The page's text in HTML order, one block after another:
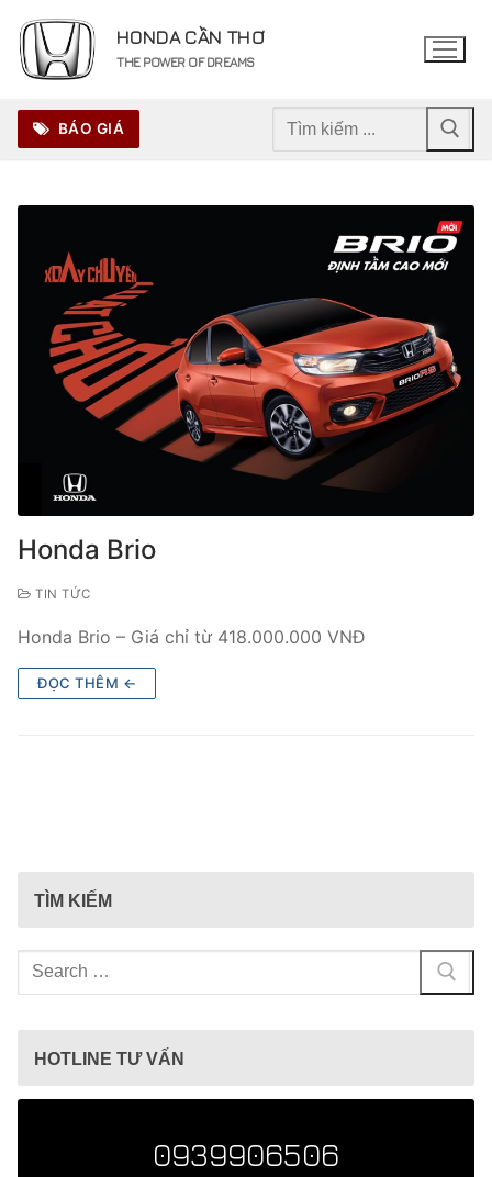
đến
nội
HONDA CẦN THƠ
THE POWER OF DREAMS
BÁO GIÁ
Tìm
Honda Brio
TIN TỨC
Honda Brio – Giá chỉ từ 418.000.000 VNĐ
ĐỌC THÊM ←
TÌM KIẾM
Tìm
kiếm
HOTLINE TƯ VẤN
0939906506